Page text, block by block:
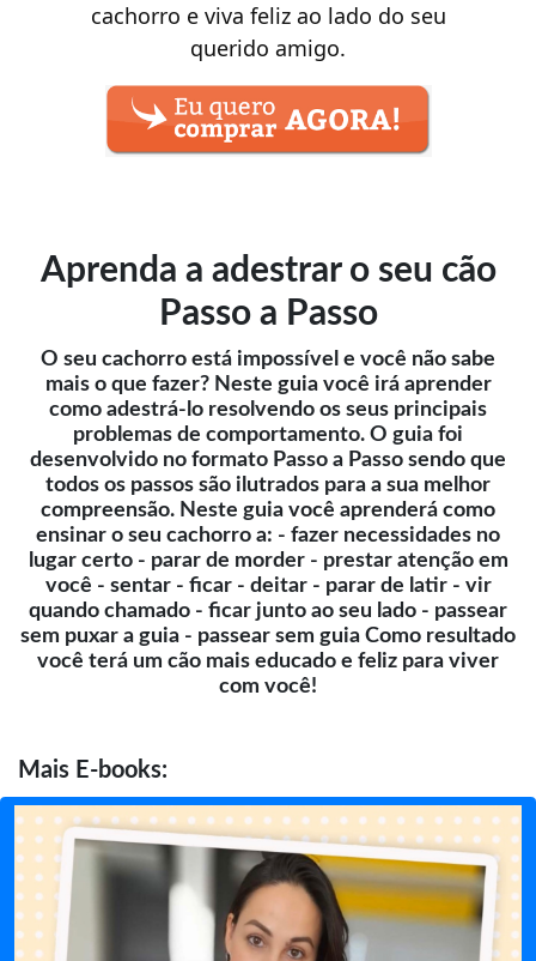
cachorro e viva feliz ao lado do seu
querido amigo.
Aprenda a adestrar o seu cão
Passo a Passo
O seu cachorro está impossível e você não sabe
mais o que fazer? Neste guia você irá aprender
como adestrá-lo resolvendo os seus principais
problemas de comportamento. O guia foi
desenvolvido no formato Passo a Passo sendo que
todos os passos são ilutrados para a sua melhor
compreensão. Neste guia você aprenderá como
ensinar o seu cachorro a: - fazer necessidades no
lugar certo - parar de morder - prestar atenção em
você - sentar - ficar - deitar - parar de latir - vir
quando chamado - ficar junto ao seu lado - passear
sem puxar a guia - passear sem guia Como resultado
você terá um cão mais educado e feliz para viver
com você!
Mais E-books: